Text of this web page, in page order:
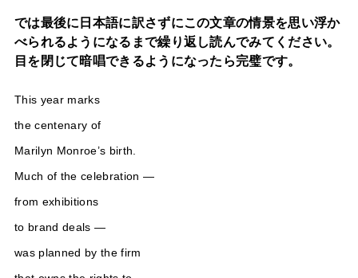
では最後に日本語に訳さずにこの文章の情景を思い浮か
べられるようになるまで繰り返し読んでみてください。
目を閉じて暗唱できるようになったら完璧です。
This year marks
the centenary of
Marilyn Monroe’s birth.
Much of the celebration —
from exhibitions
to brand deals —
was planned by the firm